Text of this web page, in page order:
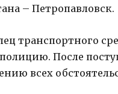
– Петропавловск.
транспортного
После
всех